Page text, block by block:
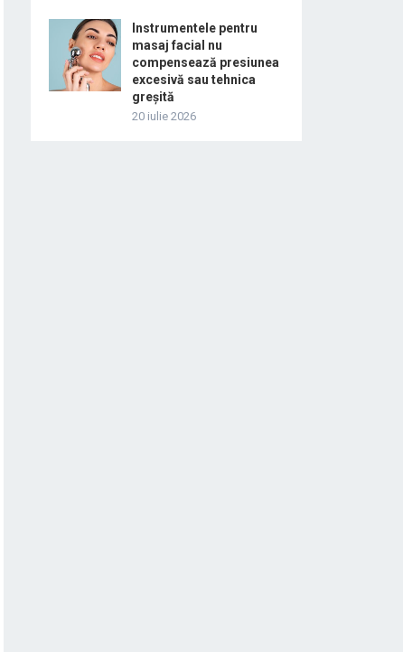
Instrumentele pentru
masaj facial nu
compensează presiunea
excesivă sau tehnica
greșită
20 iulie 2026